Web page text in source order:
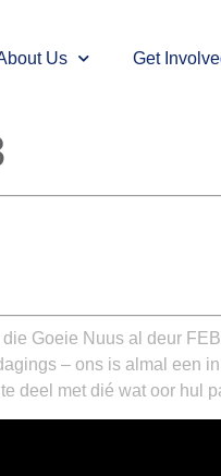
Us Get
Goeie Nuus al deur
– ons is almal een
deel met dié wat oor hul